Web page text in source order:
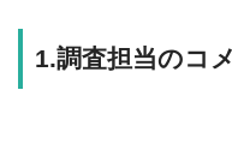
1.調査担当のコ